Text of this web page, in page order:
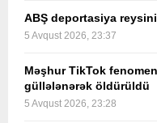
ABŞ deportasiya
5 Avqust 2026, 23:37
Məşhur TikTok
güllələnərək öldürüldü
5 Avqust 2026, 23:28